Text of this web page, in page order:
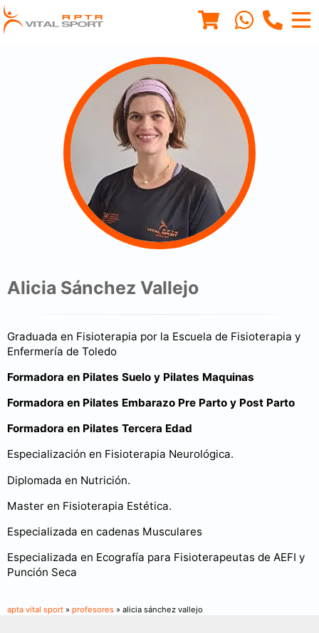
Alicia Sánchez Vallejo
Graduada en Fisioterapia por la Escuela de Fisioterapia y
Enfermería de Toledo
Formadora en Pilates Suelo y Pilates Maquinas
Formadora en Pilates Embarazo Pre Parto y Post Parto
Formadora en Pilates Tercera Edad
Especialización en Fisioterapia Neurológica.
Diplomada en Nutrición.
Master en Fisioterapia Estética.
Especializada en cadenas Musculares
Especializada en Ecografía para Fisioterapeutas de AEFI y
Punción Seca
apta vital sport » profesores » alicia sánchez vallejo